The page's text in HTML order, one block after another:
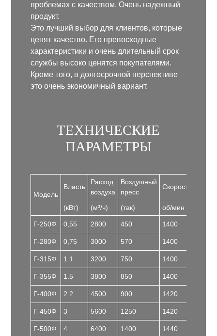
проблемах с качеством. Очень надежный
продукт.
Это лучший выбор для клиентов, которые
ценят качество. Его превосходные
характеристики и очень длительный срок
службы высоко ценятся покупателями.
Кроме того, в долгосрочной перспективе
это очень экономичный вариант.
ТЕХНИЧЕСКИЕ
ПАРАМЕТРЫ
Модель
Власть
Расход
воздуха
Воздушный
пресс
Скорость
(кВт) (м³/ч) (так) об/мин
Г-250Ф 0,55 2800 450 1400
Г-280Ф 0,75 3000 570 1400
Г-315Ф 1.1 3200 750 1400
Г-355Ф 1.5 3800 850 1400
Г-400Ф 2.2 4500 900 1420
Г-450Ф 3 5600 1250 1420
Г-500Ф 4 6400 1400 1440